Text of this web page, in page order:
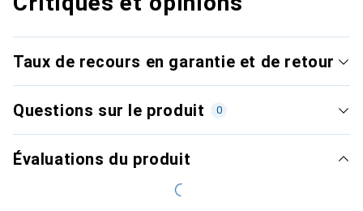
Taux de recours en garantie et de retour
Questions sur le produit 0
Évaluations du produit